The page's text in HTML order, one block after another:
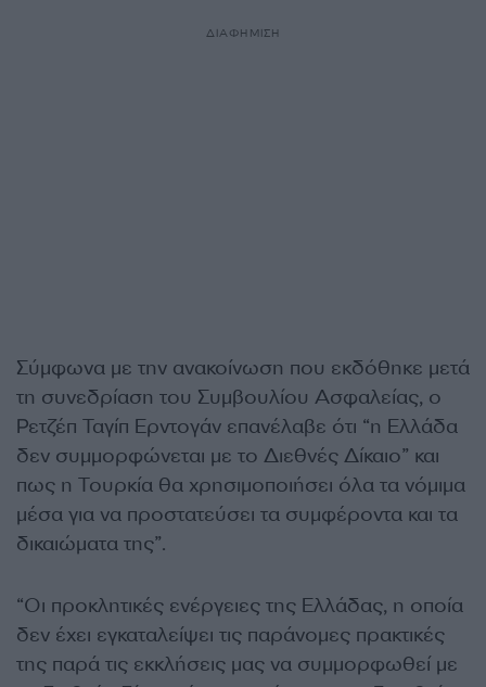
ΔΙΑΦΗΜΙΣΗ
Σύμφωνα με την ανακοίνωση που εκδόθηκε μετά
τη συνεδρίαση του Συμβουλίου Ασφαλείας, ο
Ρετζέπ Ταγίπ Ερντογάν επανέλαβε ότι “η Ελλάδα
δεν συμμορφώνεται με το Διεθνές Δίκαιο” και
πως η Τουρκία θα χρησιμοποιήσει όλα τα νόμιμα
μέσα για να προστατεύσει τα συμφέροντα και τα
δικαιώματα της”.
“Οι προκλητικές ενέργειες της Ελλάδας, η οποία
δεν έχει εγκαταλείψει τις παράνομες πρακτικές
της παρά τις εκκλήσεις μας να συμμορφωθεί με